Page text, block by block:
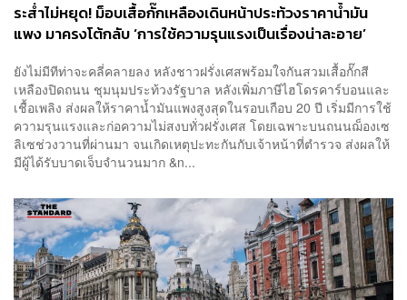
ระส่ำไม่หยุด! ม็อบเสื้อกั๊กเหลืองเดินหน้าประท้วงราคาน้ำมัน
แพง มาครงโต้กลับ ‘การใช้ความรุนแรงเป็นเรื่องน่าละอาย’
ยังไม่มีทีท่าจะคลี่คลายลง หลังชาวฝรั่งเศสพร้อมใจกันสวมเสื้อกั๊กสี
เหลืองปิดถนน ชุมนุมประท้วงรัฐบาล หลังเพิ่มภาษีไฮโดรคาร์บอนและ
เชื้อเพลิง ส่งผลให้ราคาน้ำมันแพงสูงสุดในรอบเกือบ 20 ปี เริ่มมีการใช้
ความรุนแรงและก่อความไม่สงบทั่วฝรั่งเศส โดยเฉพาะบนถนนฌ็องเซ
ลิเซช่วงวานที่ผ่านมา จนเกิดเหตุปะทะกันกับเจ้าหน้าที่ตำรวจ ส่งผลให้
มีผู้ได้รับบาดเจ็บจำนวนมาก &n...